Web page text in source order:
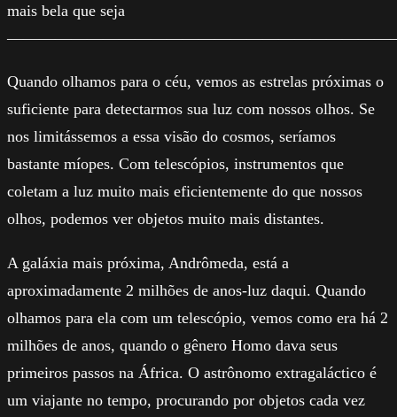
mais bela que seja
Quando olhamos para o céu, vemos as estrelas próximas o
suficiente para detectarmos sua luz com nossos olhos. Se
nos limitássemos a essa visão do cosmos, seríamos
bastante míopes. Com telescópios, instrumentos que
coletam a luz muito mais eficientemente do que nossos
olhos, podemos ver objetos muito mais distantes.
A galáxia mais próxima, Andrômeda, está a
aproximadamente 2 milhões de anos-luz daqui. Quando
olhamos para ela com um telescópio, vemos como era há 2
milhões de anos, quando o gênero Homo dava seus
primeiros passos na África. O astrônomo extragaláctico é
um viajante no tempo, procurando por objetos cada vez